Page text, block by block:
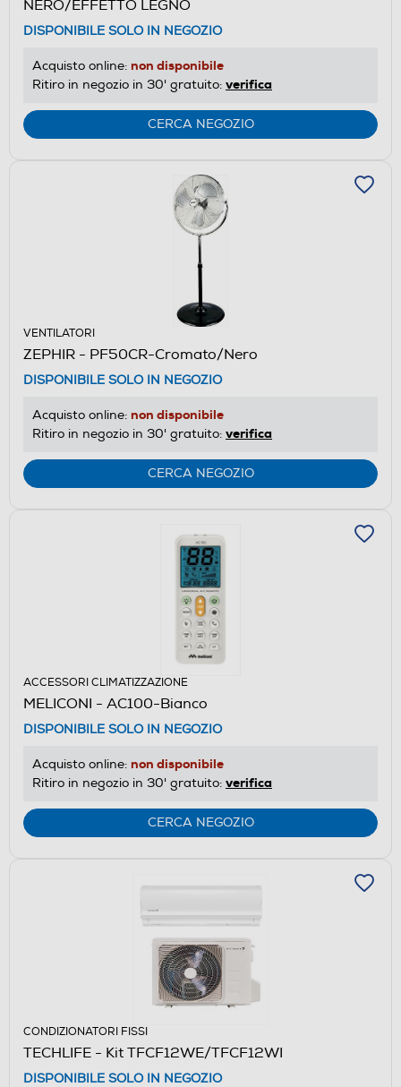
NERO/EFFETTO LEGNO
DISPONIBILE SOLO IN NEGOZIO
Acquisto online: non disponibile
Ritiro in negozio in 30' gratuito: verifica
CERCA NEGOZIO
VENTILATORI
ZEPHIR - PF50CR-Cromato/Nero
DISPONIBILE SOLO IN NEGOZIO
Acquisto online: non disponibile
Ritiro in negozio in 30' gratuito: verifica
CERCA NEGOZIO
ACCESSORI CLIMATIZZAZIONE
MELICONI - AC100-Bianco
DISPONIBILE SOLO IN NEGOZIO
Acquisto online: non disponibile
Ritiro in negozio in 30' gratuito: verifica
CERCA NEGOZIO
CONDIZIONATORI FISSI
TECHLIFE - Kit TFCF12WE/TFCF12WI
DISPONIBILE SOLO IN NEGOZIO